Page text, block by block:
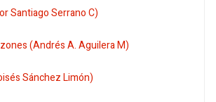
Santiago Serrano C)
(Andrés A. Aguilera M)
Sánchez Limón)